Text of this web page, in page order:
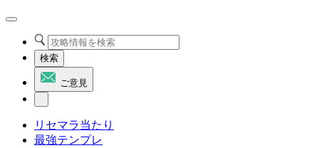
検索
ご意見
リセマラ当たり
最強テンプレ